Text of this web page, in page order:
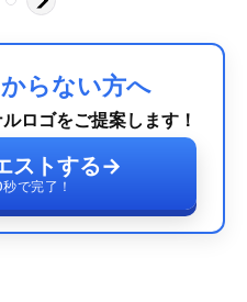
らない方へ
ロゴをご提案します！
ストする→
で完了！